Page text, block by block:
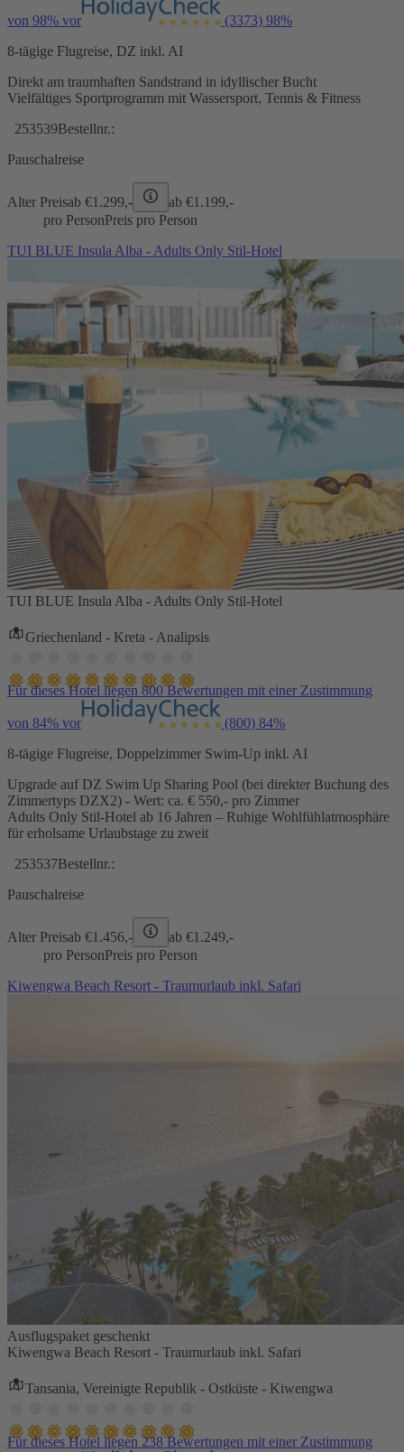
von 98% vor (3373) 98%
8-tägige Flugreise, DZ inkl. AI
Direkt am traumhaften Sandstrand in idyllischer Bucht
Vielfältiges Sportprogramm mit Wassersport, Tennis & Fitness
253539Bestellnr.:
Pauschalreise
Alter Preisab €1.299,- ab €1.199,-
pro PersonPreis pro Person
TUI BLUE Insula Alba - Adults Only Stil-Hotel
TUI BLUE Insula Alba - Adults Only Stil-Hotel
Griechenland - Kreta - Analipsis
Für dieses Hotel liegen 800 Bewertungen mit einer Zustimmung
von 84% vor (800) 84%
8-tägige Flugreise, Doppelzimmer Swim-Up inkl. AI
Upgrade auf DZ Swim Up Sharing Pool (bei direkter Buchung des
Zimmertyps DZX2) - Wert: ca. € 550,- pro Zimmer
Adults Only Stil-Hotel ab 16 Jahren – Ruhige Wohlfühlatmosphäre
für erholsame Urlaubstage zu zweit
253537Bestellnr.:
Pauschalreise
Alter Preisab €1.456,- ab €1.249,-
pro PersonPreis pro Person
Kiwengwa Beach Resort - Traumurlaub inkl. Safari
Ausflugspaket geschenkt
Kiwengwa Beach Resort - Traumurlaub inkl. Safari
Tansania, Vereinigte Republik - Ostküste - Kiwengwa
Für dieses Hotel liegen 238 Bewertungen mit einer Zustimmung